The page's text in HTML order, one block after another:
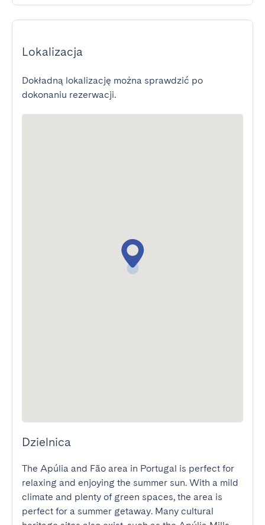
Lokalizacja
Dokładną lokalizację można sprawdzić po
dokonaniu rezerwacji.
Dzielnica
The Apúlia and Fão area in Portugal is perfect for
relaxing and enjoying the summer sun. With a mild
climate and plenty of green spaces, the area is
perfect for a summer getaway. Many cultural